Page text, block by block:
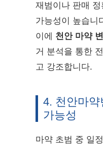
재범이나 판매
가능성이 높습니
이에 천안 마약
거 분석을 통한
고 강조합니다.
4. 천안마약
가능성
마약 초범 중 일